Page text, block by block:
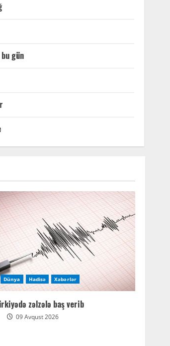
gün
Dünya Hadisə Xəbərlər
zəlzələ baş verib
09 Avqust 2026